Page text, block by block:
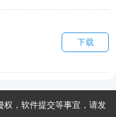
下载
权，软件提交等事宜，请发